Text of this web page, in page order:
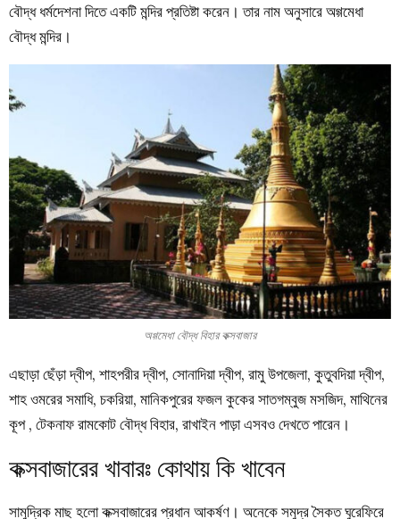
বৌদ্ধ ধর্মদেশনা দিতে একটি মন্দির প্রতিষ্টা করেন। তার নাম অনুসারে অগ্গমেধা
বৌদ্ধ মন্দির।
অগ্গমেধা বৌদ্ধ বিহার কক্সবাজার
এছাড়া ছেঁড়া দ্বীপ, শাহপরীর দ্বীপ, সোনাদিয়া দ্বীপ, রামু উপজেলা, কুতুবদিয়া দ্বীপ,
শাহ ওমরের সমাধি, চকরিয়া, মানিকপুরের ফজল কুকের সাতগম্বুজ মসজিদ, মাথিনের
কূপ , টেকনাফ রামকোট বৌদ্ধ বিহার, রাখাইন পাড়া এসবও দেখতে পারেন।
কক্সবাজারের খাবারঃ কোথায় কি খাবেন
সামুদ্রিক মাছ হলো কক্সবাজারের প্রধান আকর্ষণ। অনেকে সমুদ্র সৈকত ঘুরেফিরে